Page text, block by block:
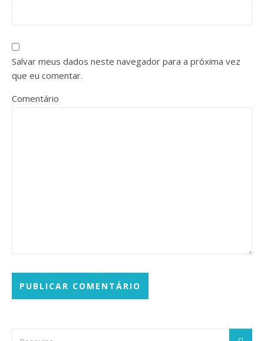
Salvar meus dados neste navegador para a próxima vez
que eu comentar.
Comentário